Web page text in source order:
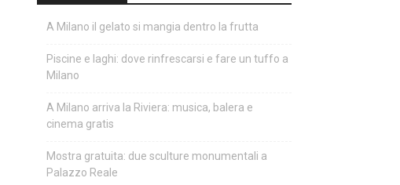
A Milano il gelato si mangia dentro la frutta
Piscine e laghi: dove rinfrescarsi e fare un tuffo a
Milano
A Milano arriva la Riviera: musica, balera e
cinema gratis
Mostra gratuita: due sculture monumentali a
Palazzo Reale